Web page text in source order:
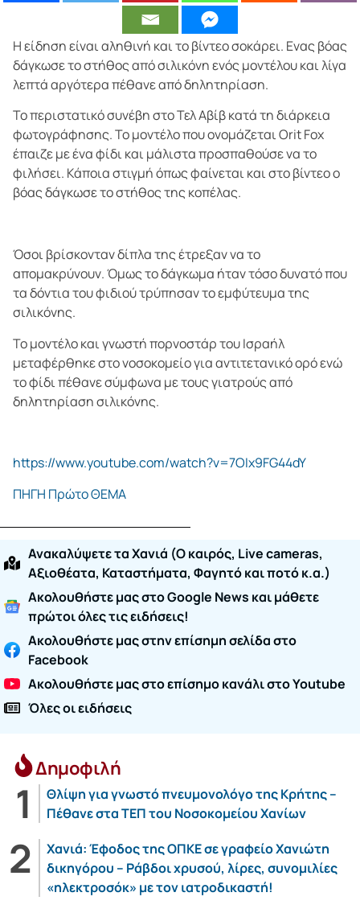
Η είδηση είναι αληθινή και το βίντεο σοκάρει. Ενας βόας
δάγκωσε το στήθος από σιλικόνη ενός μοντέλου και λίγα
λεπτά αργότερα πέθανε από δηλητηρίαση.
Το περιστατικό συνέβη στο Τελ Αβίβ κατά τη διάρκεια
φωτογράφησης. Το μοντέλο που ονομάζεται Orit Fox
έπαιζε με ένα φίδι και μάλιστα προσπαθούσε να το
φιλήσει. Κάποια στιγμή όπως φαίνεται και στο βίντεο ο
βόας δάγκωσε το στήθος της κοπέλας.
Όσοι βρίσκονταν δίπλα της έτρεξαν να το
απομακρύνουν. Όμως το δάγκωμα ήταν τόσο δυνατό που
τα δόντια του φιδιού τρύπησαν το εμφύτευμα της
σιλικόνης.
Το μοντέλο και γνωστή πορνοστάρ του Ισραήλ
μεταφέρθηκε στο νοσοκομείο για αντιτετανικό ορό ενώ
το φίδι πέθανε σύμφωνα με τους γιατρούς από
δηλητηρίαση σιλικόνης.
https://www.youtube.com/watch?v=7OIx9FG44dY
ΠΗΓΗ Πρώτο ΘΕΜΑ
Ανακαλύψετε τα Χανιά (O καιρός, Live cameras,
Αξιοθέατα, Καταστήματα, Φαγητό και ποτό κ.α.)
Ακολουθήστε μας στο Google News και μάθετε
πρώτοι όλες τις ειδήσεις!
Ακολουθήστε μας στην επίσημη σελίδα στο
Facebook
Ακολουθήστε μας στο επίσημο κανάλι στο Youtube
Όλες οι ειδήσεις
Δημοφιλή
Θλίψη για γνωστό πνευμονολόγο της Κρήτης –
Πέθανε στα ΤΕΠ του Νοσοκομείου Χανίων
Χανιά: Έφοδος της ΟΠΚΕ σε γραφείο Χανιώτη
δικηγόρου – Ράβδοι χρυσού, λίρες, συνομιλίες
«ηλεκτροσόκ» με τον ιατροδικαστή!